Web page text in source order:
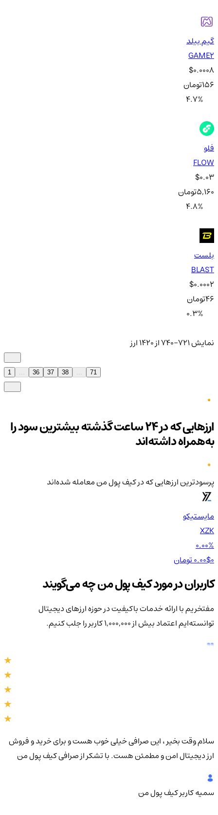
گیم بیلد
GAME2
$0.0008
156تومان
4.7%
فلو
FLOW
$0.03
5,160تومان
4.8%
بلست
BLAST
$0.0002
46تومان
0.3%
نمایش 721-740 از 1420 ارز
... 36 37 38 ... 71
ارزهایی که در ۲۴ ساعت گذشته بیشترین سود را
به‌همراه داشته‌اند
پرسودترین ارزهایی که در کیف‌ پول من معامله شده‌اند
مایستیکو
XZK
0.00%
0.00$
کاربران در مورد کیف پول من چه می‌گویند
مفتخریم با ارائه خدمات باکیفیت در حوزه ارزهای دیجیتال
توانسته‌ایم اعتماد بیش از ۱,۰۰۰,۰۰۰ کاربر را جلب کنیم.
سلام وقت بخیر ، این صرافی خیلی خوب هست و برای خرید و فروش
ارز دیجیتال امن و مطمئن هست. با تشکر از صرافی کیف پول من
سمیهکاربر کیف پول من